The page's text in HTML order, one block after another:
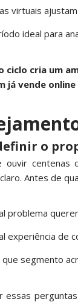
virtuais
ideal para
ciclo cria um
já vende
o
ouvir centenas
Antes de
problema
experiência de
que segmento
essas